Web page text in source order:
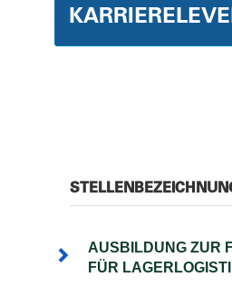
AUSBILDUNG ZUR
FÜR